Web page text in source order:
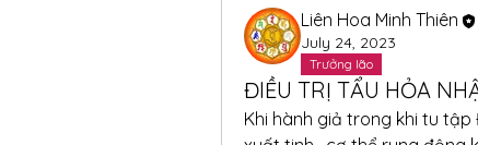
Liên Hoa Minh Thiên
July 24, 2023
Trưởng lão
ĐIỀU TRỊ TẨU HỎA
Khi hành giả trong khi tu